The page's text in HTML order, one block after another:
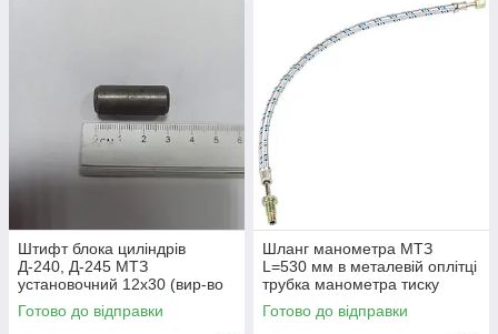
Штифт блока циліндрів
Д-240, Д-245 МТЗ
установочний 12х30 (вир-во
Україна) 50-1002034 / 50-
1002034-А
Готово до відправки
Шланг манометра МТЗ
L=530 мм в металевій оплітці
трубка манометра тиску
масла (вир-во Україна) 70-
3801180
Готово до відправки